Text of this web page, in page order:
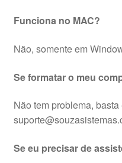
Funciona no MAC?
Não, somente em
Se formatar o meu
Não tem problema,
Se eu precisar de